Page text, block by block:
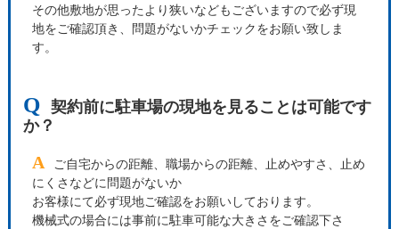
その他敷地が思ったより狭いなどもございますので必ず現
地をご確認頂き、問題がないかチェックをお願い致しま
す。
Q
契約前に駐車場の現地を見ることは可能です
か？
A
ご自宅からの距離、職場からの距離、止めやすさ、止め
にくさなどに問題がないか
お客様にて必ず現地ご確認をお願いしております。
機械式の場合には事前に駐車可能な大きさをご確認下さ